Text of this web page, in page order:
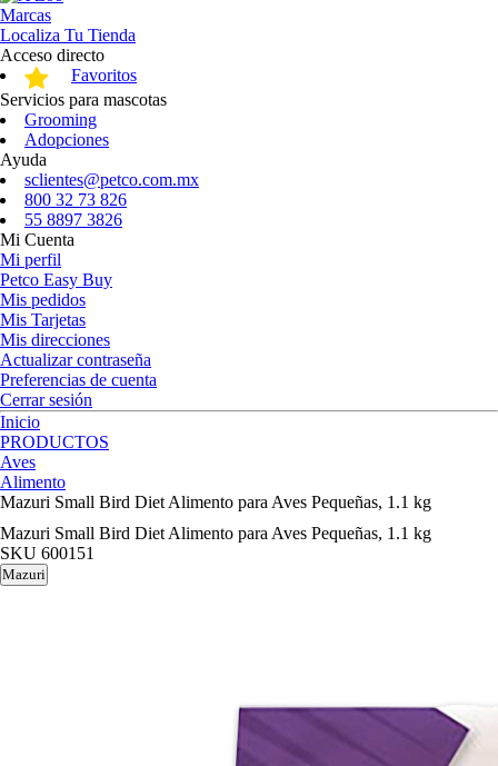
Marcas
Localiza Tu Tienda
Acceso directo
Favoritos
Servicios para mascotas
Grooming
Adopciones
Ayuda
sclientes@petco.com.mx
800 32 73 826
55 8897 3826
Mi Cuenta
Mi perfil
Petco Easy Buy
Mis pedidos
Mis Tarjetas
Mis direcciones
Actualizar contraseña
Preferencias de cuenta
Cerrar sesión
Inicio
PRODUCTOS
Aves
Alimento
Mazuri Small Bird Diet Alimento para Aves Pequeñas, 1.1 kg
Mazuri Small Bird Diet Alimento para Aves Pequeñas, 1.1 kg
SKU 600151
Mazuri